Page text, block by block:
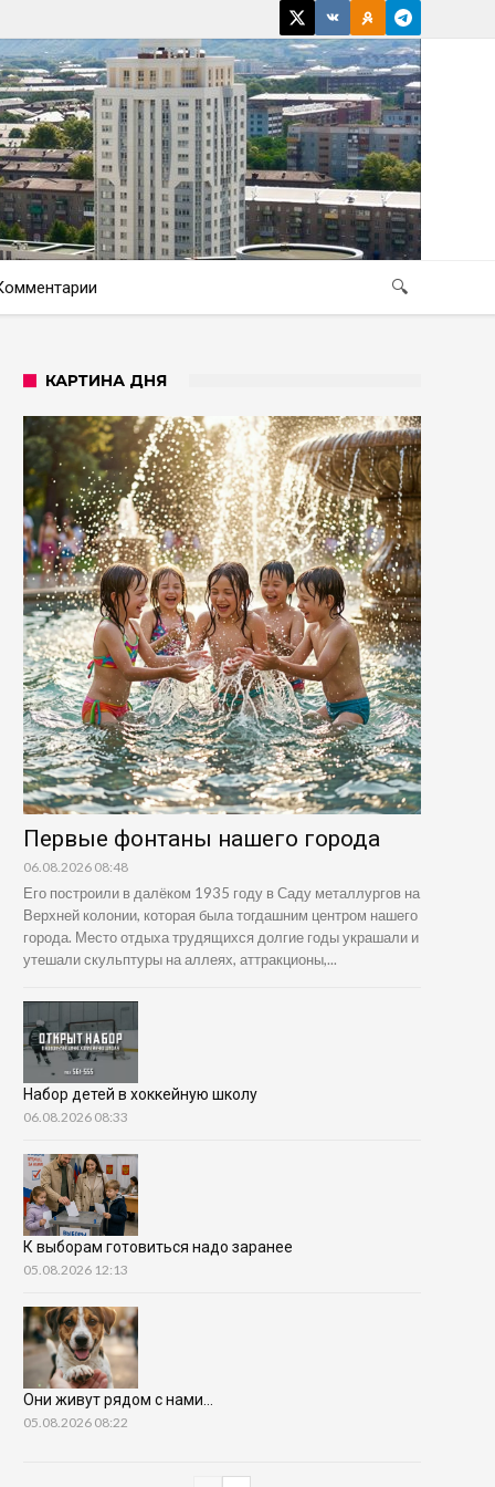
🔍
КАРТИНА ДНЯ
Первые фонтаны нашего города
06.08.2026 08:48
Его построили в далёком 1935 году в Саду металлургов на
Верхней колонии, которая была тогдашним центром нашего
города. Место отдыха трудящихся долгие годы украшали и
утешали скульптуры на аллеях, аттракционы,...
Набор детей в хоккейную школу
06.08.2026 08:33
К выборам готовиться надо заранее
05.08.2026 12:13
Они живут рядом с нами…
05.08.2026 08:22